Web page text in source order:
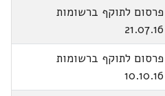
פרסום לתוקף ברשומות
21.07.16
פרסום לתוקף ברשומות
10.10.16